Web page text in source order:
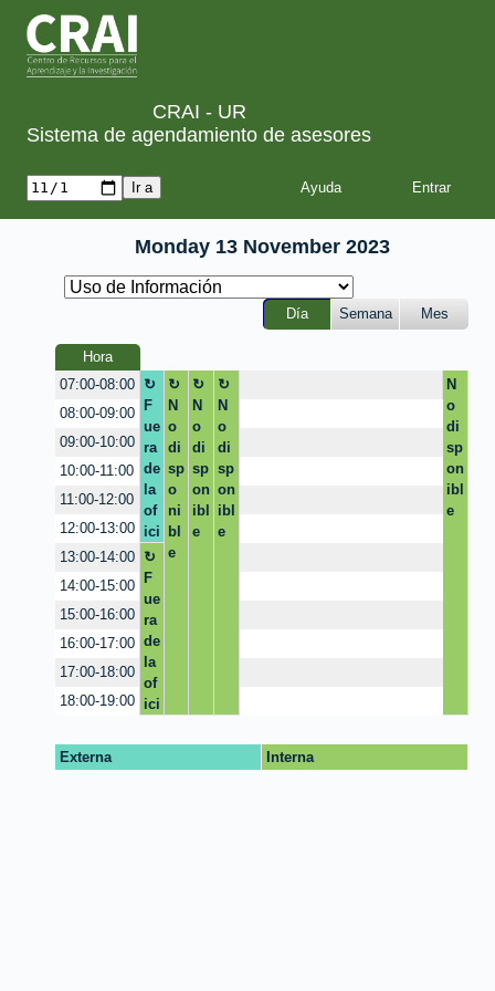
CRAI - UR
Sistema de agendamiento de asesores
Ayuda
Monday 13 November 2023
Día Semana Mes
Hora
07:00-08:00
F
ue
ra
de
la
of
ici
na
N
o
di
sp
o
ni
bl
e
N
o
di
sp
on
ibl
e
N
o
di
sp
on
ibl
e
N
o
di
sp
on
ibl
e
08:00-09:00
09:00-10:00
10:00-11:00
11:00-12:00
12:00-13:00
13:00-14:00
F
ue
ra
de
la
of
ici
14:00-15:00
15:00-16:00
16:00-17:00
17:00-18:00
18:00-19:00
Externa Interna